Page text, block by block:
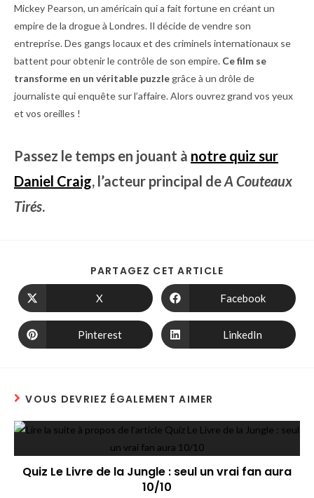
Mickey Pearson, un américain qui a fait fortune en créant un
empire de la drogue à Londres. Il décide de vendre son
entreprise. Des gangs locaux et des criminels internationaux se
battent pour obtenir le contrôle de son empire. Ce film se
transforme en un véritable puzzle grâce à un drôle de
journaliste qui enquête sur l’affaire. Alors ouvrez grand vos yeux
et vos oreilles !
Passez le temps en jouant à notre quiz sur
Daniel Craig, l’acteur principal deA Couteaux
Tirés.
PARTAGEZ CET ARTICLE
X Facebook
Pinterest LinkedIn
VOUS DEVRIEZ ÉGALEMENT AIMER
Quiz Le Livre de la Jungle : seul un vrai fan aura
10/10